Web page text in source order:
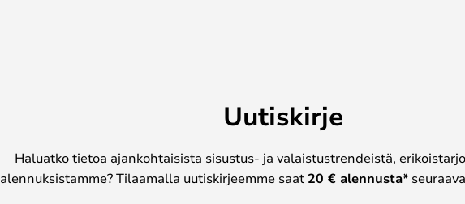
Uutiskirje
Haluatko tietoa ajankohtaisista sisustus- ja valaistustrendeistä,
alennuksistamme? Tilaamalla uutiskirjeemme saat 20 € alennusta*